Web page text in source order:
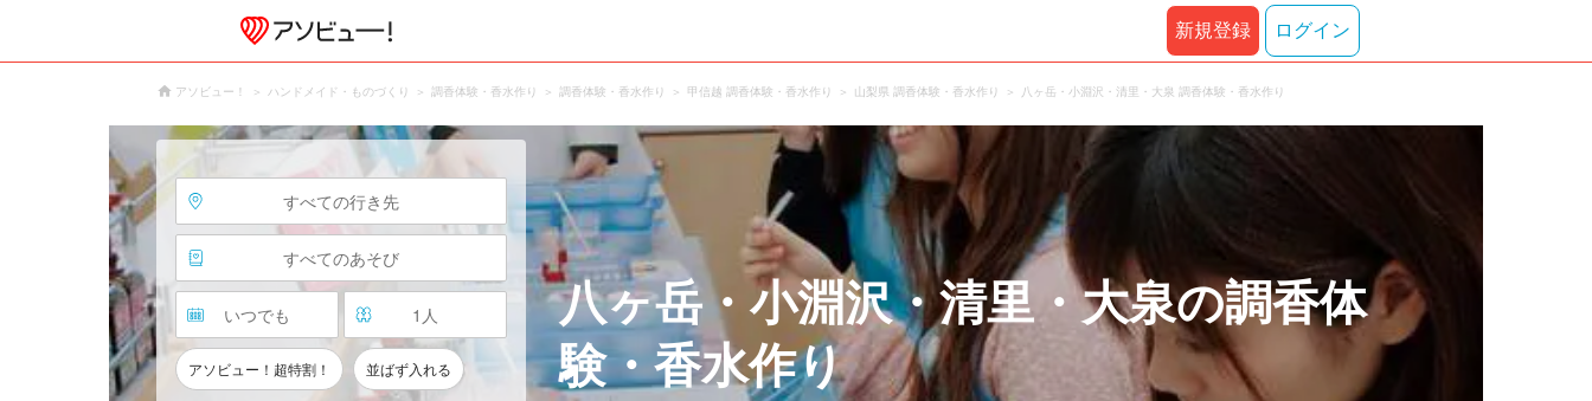
新規登録 ログイン
アソビュー！ ハンドメイド・ものづくり 調香体験・香水作り 調香体験・香水作り 甲信越 調香体験・香水作り 山梨県 調香体験・香水作り 八ヶ岳・小淵沢・清里・大泉 調香体験・香水作り
すべての行き先
すべてのあそび
いつでも 1 人
アソビュー！超特割！ 並ばず入れる
八ヶ岳・小淵沢・清里・大泉の調香体
験・香水作り